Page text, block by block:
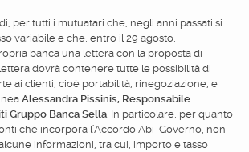
per tutti i mutuatari che, negli anni passati si
variabile e che, entro il 29 agosto,
banca una lettera con la proposta di
dovrà contenere tutte le possibilità di
ai clienti, cioè portabilità, rinegoziazione, e
Alessandra Pissinis, Responsabile
Gruppo Banca Sella. In particolare, per quanto
che incorpora l’Accordo Abi-Governo, non
informazioni, tra cui, importo e tasso